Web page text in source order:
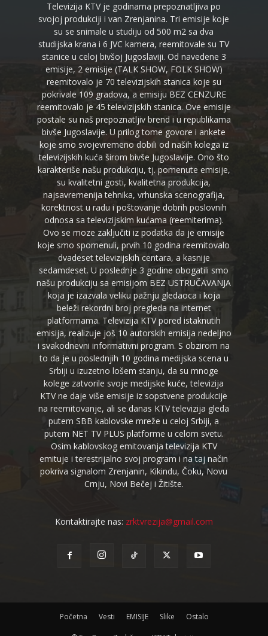
Televizija KTV je godinama prepoznatljiva po
svojoj produkciji i van Zrenjanina. Tri emisije koje
su se snimale u studiju od 500 m2 sa dva
studijska krana i 6 JVC kamera, reemitovale su TV
stanice u celoj bivšoj Jugoslaviji. Od navedene 3
emisije, 2 emisije (TALK SHOW, FOLK SHOW)
reemitovalo je 70 televizijskih stanica koje su
pokrivale 109 gradova, a emisiju BEZ CENZURE
reemitovalo je 45 televizijskih stanica. Ove emisije
postale su naš prepoznatljiv brend i u republikama
bivše Jugoslavije. U prilog tome govore i ankete
koje smo svojevremeno dobili od naših kolega iz
televizijskih kuća širom bivše Jugoslavije. Ono što
karakteriše našu produkciju, tj. pomenute emisije,
su kvalitetni gosti, kvalitetna produkcija,
najsavremenija tehnika, vrhunska scenografija,
korektnost u radu i poštovanje dobrih poslovnih
odnosa sa televizijskim kućama (reemiterima).
Ovo se moze zaključiti iz podatka da je emisije
koje smo spomenuli, prvih 10 godina reemitovalo
dvadeset televizijskih centara, a kasnije
sedamdeset. U poslednje 3 godine obogatili smo
našu produkciju sa emisijom BEZ USTRUČAVANJA
koja je izazvala veliku pažnju gledaoca i koja
beleži rekordni broj pregleda na internet
platformama. Televizija KTV pored istaknutih
emisija, realizuje još 10 autorskih emisija nedeljno
i svakodnevni informativni program. S obzirom na
to da je u poslednjih 10 godina medijska scena u
Srbiji u izuzetno lošem stanju, da su mnoge
kolege zatvorile svoje medijske kuće, televizija
KTV ne daje više emisije iz sopstvene produkcije
na reemitovanje, ali se danas KTV televizija gleda
putem SBB kablovske mreže u celoj Srbiji, a
putem NET TV PLUS platforme u celom svetu.
Osim kablovskog emitovanja televizija KTV
emituje i terestrijalno svoj program i na taj način
pokriva signalom Zrenjanin, Kikindu, Čoku, Novu
Crnju, Novi Bečej i Žitište.
Kontaktirajte nas: zrktvrezija@gmail.com
Početna Vesti EMISIJE Slike Ostalo